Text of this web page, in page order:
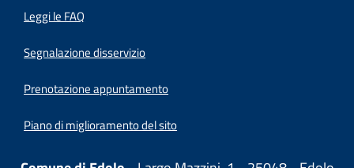
Leggi le FAQ
Segnalazione disservizio
Prenotazione appuntamento
Piano di miglioramento del sito